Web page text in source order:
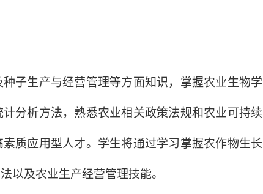
子生产与经营管理等方面知识，掌握农业生物学
分析方法，熟悉农业相关政策法规和农业可持续
质应用型人才。学生将通过学习掌握农作物生长
以及农业生产经营管理技能。